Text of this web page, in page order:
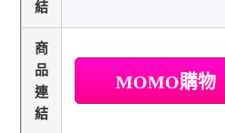
結
商
品
連
結
MOMO購物